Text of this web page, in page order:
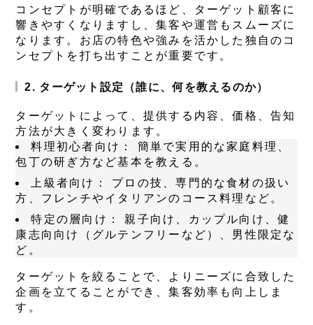
コンセプトが明確であるほど、ターゲット顧客に
響きやすくなりますし、集客や運営もスムーズに
なります。お店の特色や強みを活かした独自のコ
ンセプトを打ち出すことが重要です。
2. ターゲット設定（誰に、何を教えるのか）
ターゲットによって、提供する内容、価格、告知
方法が大きく変わります。
料理初心者向け：
簡単で実用的な家庭料理、
包丁の研ぎ方など基本を教える。
上級者向け：
プロの技、専門的な食材の扱い
方、フレンチやイタリアンのコース料理など。
特定の層向け：
親子向け、カップル向け、健
康志向向け（グルテンフリーなど）、男性限定な
ど。
ターゲットを絞ることで、よりニーズに合致した
企画を立てることができ、集客効率も向上しま
す。